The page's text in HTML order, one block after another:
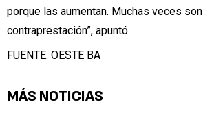
porque las aumentan. Muchas veces
contraprestación”, apuntó.
FUENTE: OESTE BA
MÁS NOTICIAS